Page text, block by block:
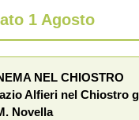
1 Agosto
NEL CHIOSTRO
Alfieri nel Chiostro
Novella